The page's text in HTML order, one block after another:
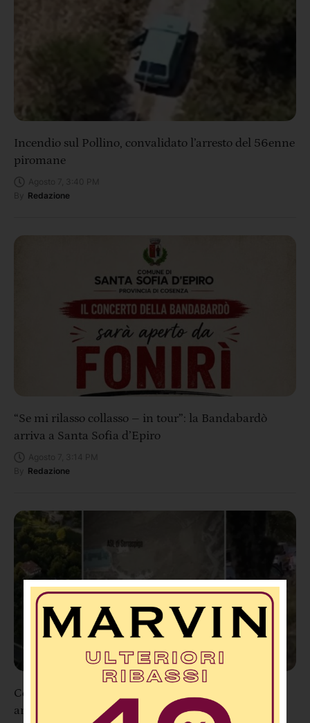
Incendio sul Pollino, convalidato l’arresto del 56enne
piromane
Redazione
“Se mi rilasso collasso – in tour”: la Bandabardò
arriva a Santa Sofia d’Epiro
Redazione
Cosenza, conto alla rovescia: sta per aprire la nuova
arteria Serra Spiga–Mendicino